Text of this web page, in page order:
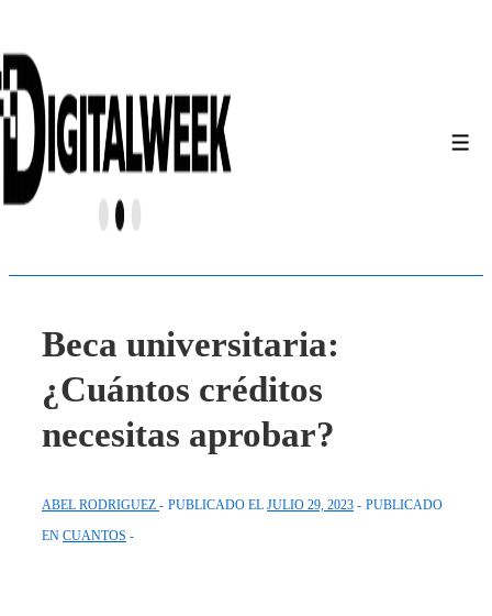
Saltar
al
contenido
principal
Beca universitaria:
¿Cuántos créditos
necesitas aprobar?
ABEL RODRIGUEZ PUBLICADO EL JULIO 29, 2023
PUBLICADO
EN CUANTOS